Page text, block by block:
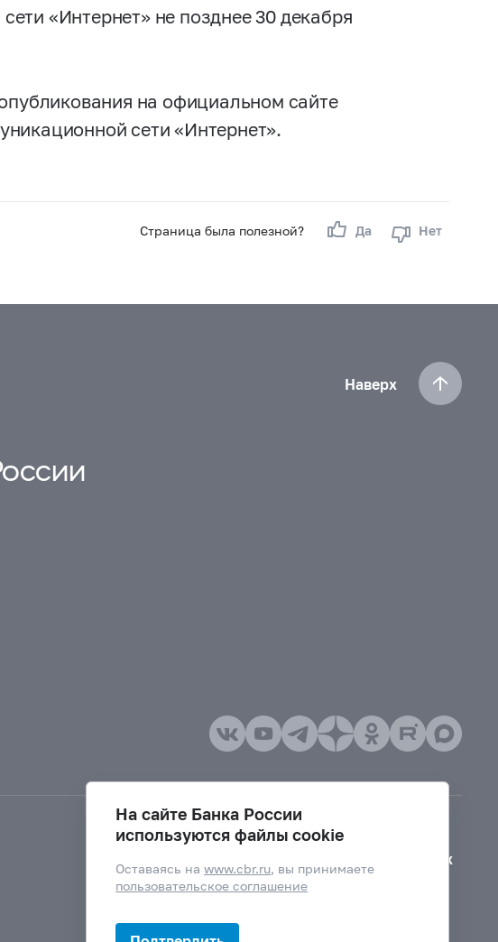
«Интернет» не позднее 30 декабря
на официальном сайте
сети «Интернет».
Страница была полезной? Да Нет
Наверх
Версия для слабовидящих
На сайте Банка России
используются файлы cookie
Оставаясь наwww.cbr.ru, вы принимаете
пользовательское соглашение